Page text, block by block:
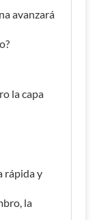
avanzará
la capa
rápida y
la